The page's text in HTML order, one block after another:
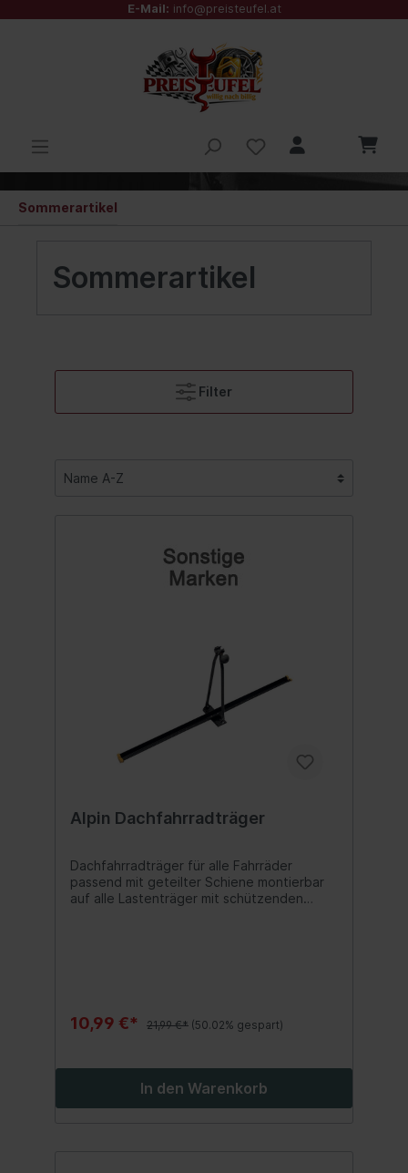
E-Mail: info@preisteufel.at
Sommerartikel
Sommerartikel
Filter
Alpin Dachfahrradträger
Dachfahrradträger für alle Fahrräder
passend mit geteilter Schiene montierbar
auf alle Lastenträger mit schützenden
10,99 €* 21,99 €* (50.02% gespart)
In den Warenkorb